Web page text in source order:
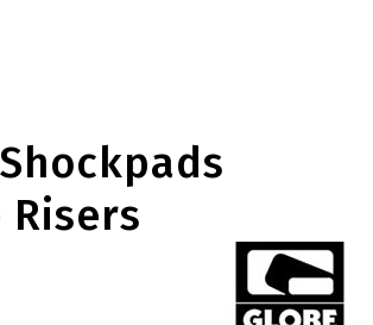
Risers